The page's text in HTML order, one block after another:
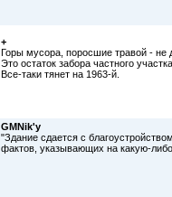
+
Горы мусора, поросшие травой - не
Это остаток забора частного
Все-таки тянет на 1963-й.
GMNik'у
"Здание сдается с
фактов, указывающих на какую-